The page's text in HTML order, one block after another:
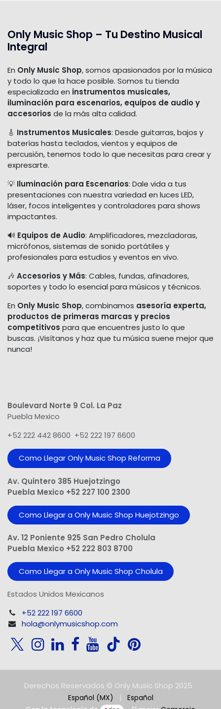
Only Music Shop – Tu Destino Musical
Integral
En Only Music Shop, somos apasionados por la música
y todo lo que la hace posible. Somos tu tienda
especializada en instrumentos musicales,
iluminación para escenarios, equipos de audio y
accesorios de la más alta calidad.
🎸 Instrumentos Musicales: Desde guitarras, bajos y
baterías hasta teclados, vientos y equipos de
percusión, tenemos todo lo que necesitas para crear y
expresarte.
💡 Iluminación para Escenarios: Dale vida a tus
presentaciones con nuestra variedad en luces LED,
láser, focos inteligentes y controladores para shows
impactantes.
🔊 Equipos de Audio: Amplificadores, mezcladoras,
micrófonos, sistemas de sonido portátiles y
profesionales para estudios y eventos en vivo.
🎶 Accesorios y Más: Cables, fundas, afinadores,
soportes y todo lo esencial para músicos y técnicos.
En Only Music Shop, combinamos asesoría experta,
productos de primeras marcas y precios
competitivos para que encuentres justo lo que
buscas. ¡Visítanos y haz que tu música suene mejor que
nunca!
Boulevard Norte 9 Col. La Paz
Puebla Mexico
+52 222 442 8600 +52 222 197 6600
Como Llegar Only Music Shop​ Reforma
Av. Quintero 385 Huejotzingo
Puebla Mexico +52 227 100 2300
Como Llegar a Only Music Shop Huejotzingo
Av. 12 Poniente 925 San Pedro Cholula
Puebla Mexico +52 222 803 8700
Como Llegar a Only Music Shop Cholula
Estados Unidos Mexicanos
+52 222 197 6600
hola@onlymusicshop.com
Derechos Reservados © Only Music Shop 2025
Español (MX) |
Español